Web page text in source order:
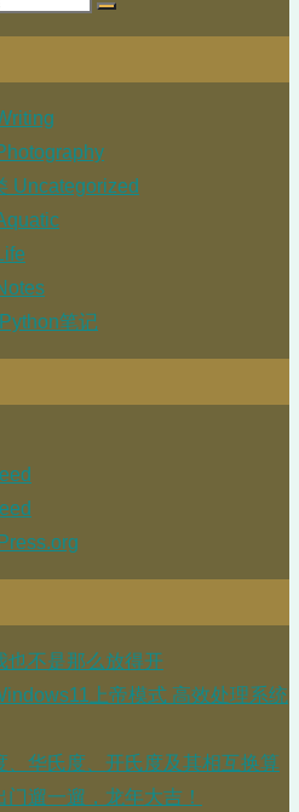
Uncategorized
Python笔记
也不是那么放得开
上帝模式 高效处理系统
、华氏度、开氏度及其相互换算
门遛一遛，龙年大吉！